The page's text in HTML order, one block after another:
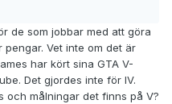
de som jobbar med att göra
Vet inte om det är
har kört sina GTA V-
Det gjordes inte för IV.
och målningar det finns på V?